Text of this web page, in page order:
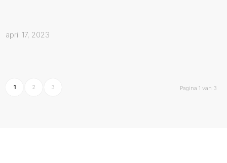
april 17, 2023
Pagina 1 van 3
1 2 3